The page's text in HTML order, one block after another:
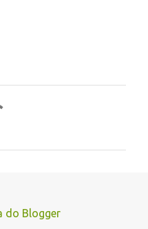
do Blogger